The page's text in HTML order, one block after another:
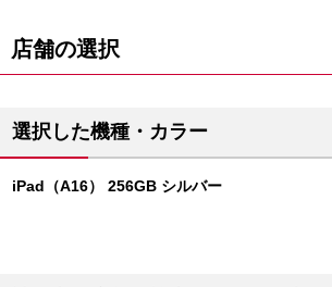
店舗の選択
選択した機種・カラー
iPad（A16） 256GB シルバー